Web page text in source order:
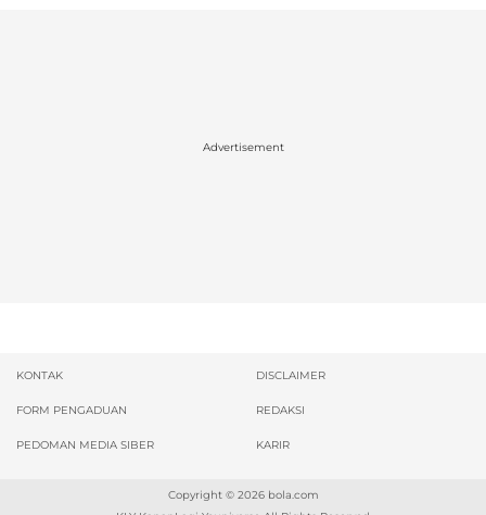
Advertisement
KONTAK DISCLAIMER
FORM PENGADUAN REDAKSI
PEDOMAN MEDIA SIBER KARIR
Copyright © 2026 bola.com